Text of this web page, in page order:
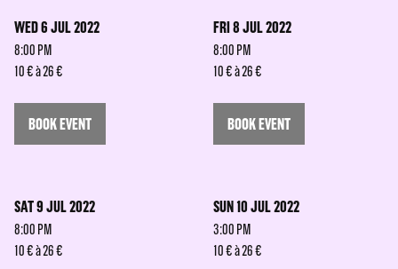
WED 6 JUL 2022
8:00 PM
10 € à 26 €
BOOK EVENT
FRI 8 JUL 2022
8:00 PM
10 € à 26 €
BOOK EVENT
SAT 9 JUL 2022
8:00 PM
10 € à 26 €
SUN 10 JUL 2022
3:00 PM
10 € à 26 €